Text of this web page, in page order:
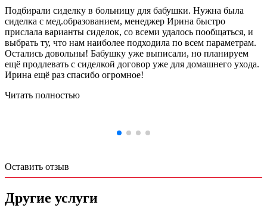
Подбирали сиделку в больницу для бабушки. Нужна была
сиделка с мед.образованием, менеджер Ирина быстро
прислала варианты сиделок, со всеми удалось пообщаться, и
выбрать ту, что нам наиболее подходила по всем параметрам.
Остались довольны! Бабушку уже выписали, но планируем
ещё продлевать с сиделкой договор уже для домашнего ухода.
Ирина ещё раз спасибо огромное!
Читать полностью
Оставить отзыв
Другие услуги